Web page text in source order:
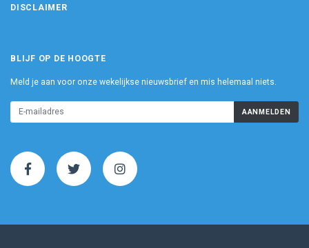
DISCLAIMER
BLIJF OP DE HOOGTE
Meld je aan voor onze wekelijkse nieuwsbrief en mis helemaal niets.
AANMELDEN